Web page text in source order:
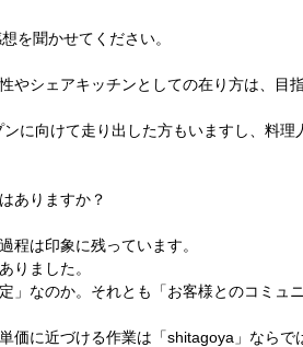
を聞かせてください。
やシェアキッチンとしての在り方は、目
に向けて走り出した方もいますし、料理
ありますか？
程は印象に残っています。
りました。
なのか。それとも「お客様とのコミュ
価に近づける作業は「shitagoya」ならで